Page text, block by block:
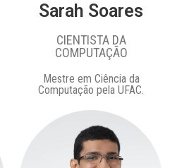
Sarah Soares
CIENTISTA DA
COMPUTAÇÃO
Mestre em Ciência da
Computação pela UFAC.